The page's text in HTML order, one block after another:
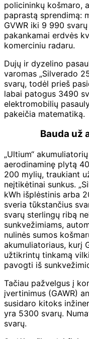
policininkų košmaro,
paprastą sprendimą:
GVWR iki 9 990
pakankamai erdvės
komerciniu radaru.
Dujų ir dyzelino
varomas „Silverado
svarų, todėl prieš
labai patogus 3490
elektromobilių
pakeičia matematiką.
Bauda už
„Ultium“
aerodinaminę plytą
200 mylių, traukiant
neįtikėtinai sunkus.
kWh išplėstinis arba
sveria tūkstančius
svarų sterlingų ribą
sunkvežimiams,
nulinės sumos
akumuliatoriaus, kurį
užtikrintų tinkamą
pavogti iš
Tačiau pažvelgus į
įvertinimus (GAWR)
susidaro kitoks
yra 5300 svarų.
svarų.